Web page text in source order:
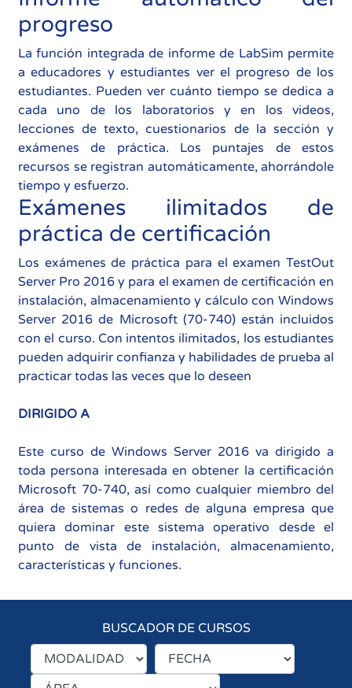
progreso
La función integrada de informe de LabSim permite
a educadores y estudiantes ver el progreso de los
estudiantes. Pueden ver cuánto tiempo se dedica a
cada uno de los laboratorios y en los videos,
lecciones de texto, cuestionarios de la sección y
exámenes de práctica. Los puntajes de estos
recursos se registran automáticamente, ahorrándole
tiempo y esfuerzo.
Exámenes ilimitados de
práctica de certificación
Los exámenes de práctica para el examen TestOut
Server Pro 2016 y para el examen de certificación en
instalación, almacenamiento y cálculo con Windows
Server 2016 de Microsoft (70-740) están incluidos
con el curso. Con intentos ilimitados, los estudiantes
pueden adquirir confianza y habilidades de prueba al
practicar todas las veces que lo deseen
DIRIGIDO A
Este curso de Windows Server 2016 va dirigido a
toda persona interesada en obtener la certificación
Microsoft 70-740, así como cualquier miembro del
área de sistemas o redes de alguna empresa que
quiera dominar este sistema operativo desde el
punto de vista de instalación, almacenamiento,
características y funciones.
BUSCADOR DE CURSOS